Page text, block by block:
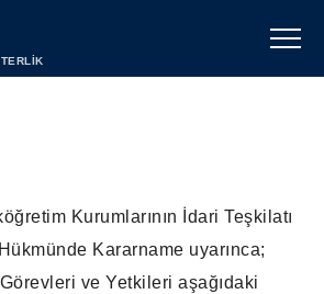
Kurumlarının İdari Teşkilatı
Kararname uyarınca;
ve Yetkileri aşağıdaki